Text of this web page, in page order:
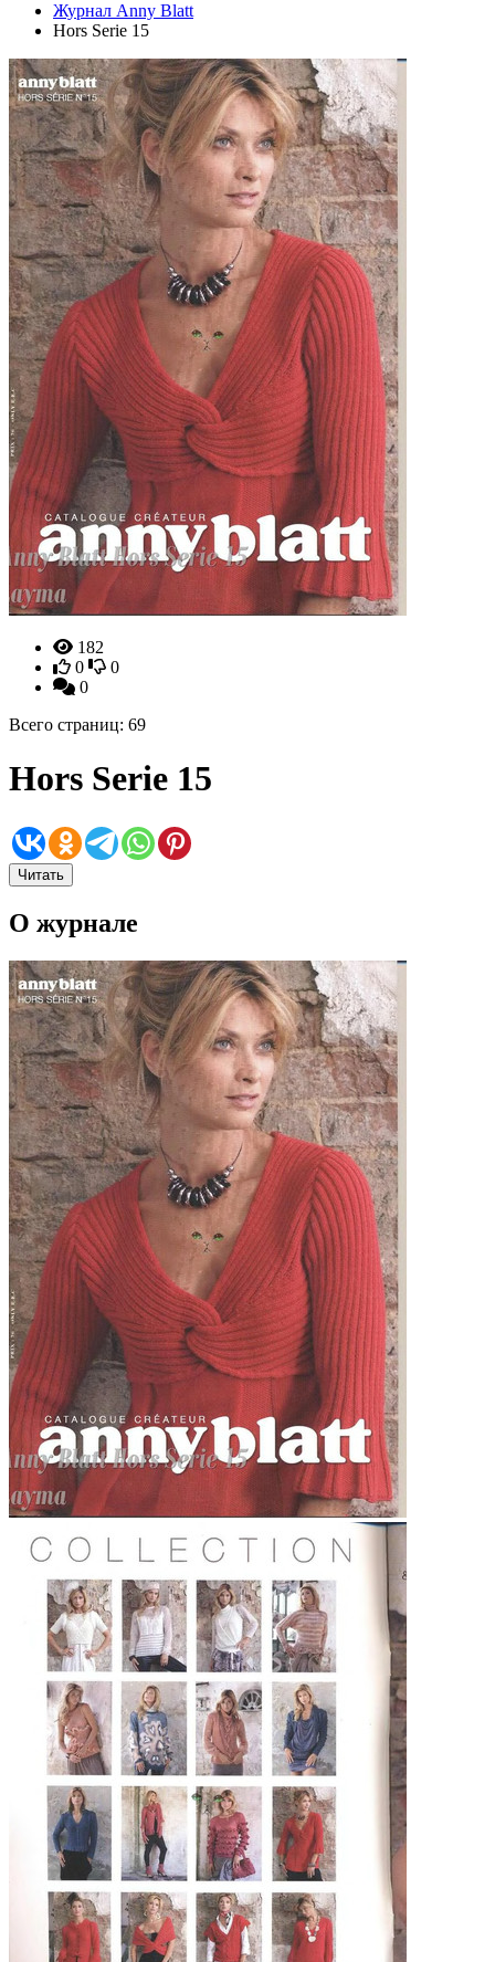
Журнал Anny Blatt
Hors Serie 15
182
0
0
0
Всего страниц: 69
Hors Serie 15
Читать
О журнале